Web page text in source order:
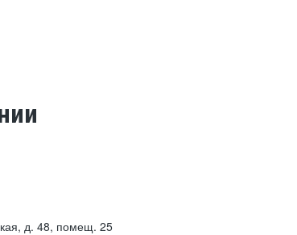
д. 48, помещ. 25